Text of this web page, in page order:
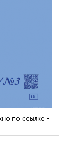
по ссылке -